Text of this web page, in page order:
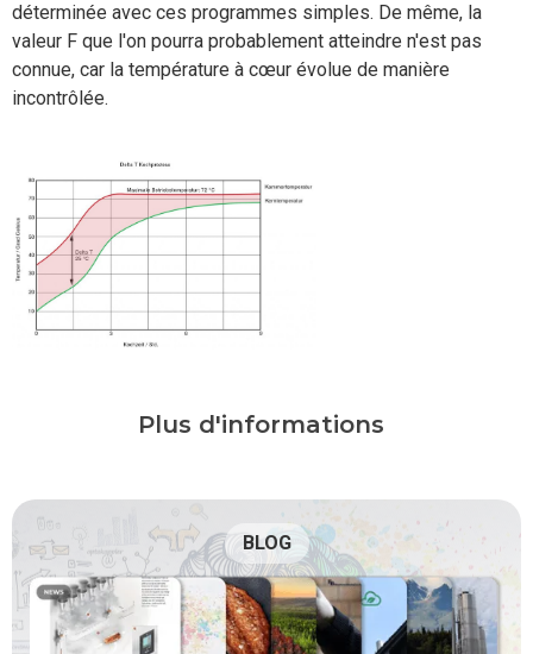
déterminée avec ces programmes simples. De même, la
valeur F que l'on pourra probablement atteindre n'est pas
connue, car la température à cœur évolue de manière
incontrôlée.
Plus d'informations
BLOG